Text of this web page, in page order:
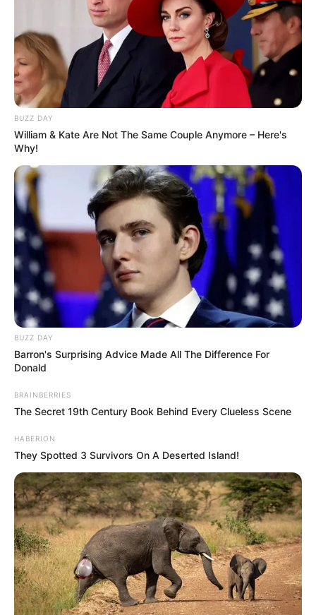
BUZZ DAY
William & Kate Are Not The Same Couple Anymore – Here's
Why!
BUZZ DAY
Barron's Surprising Advice Made All The Difference For
Donald
BRAINBERRIES
The Secret 19th Century Book Behind Every Clueless Scene
HABERION
They Spotted 3 Survivors On A Deserted Island!